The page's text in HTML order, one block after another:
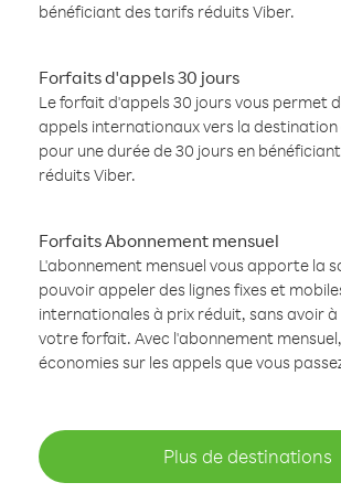
bénéficiant des tarifs réduits Viber.
Forfaits d'appels 30 jours
Le forfait d'appels 30 jours vous permet
appels internationaux vers la
pour une durée de 30 jours en
réduits Viber.
Forfaits Abonnement mensuel
L'abonnement mensuel vous apporte la
pouvoir appeler des lignes fixes et
internationales à prix réduit, sans avoir
votre forfait. Avec l'abonnement
économies sur les appels que vous
Plus de destinations